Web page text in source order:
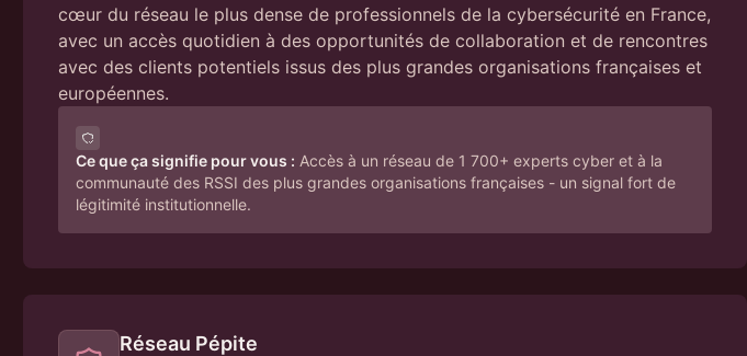
cœur du réseau le plus dense de professionnels de la cybersécurité en France,
avec un accès quotidien à des opportunités de collaboration et de rencontres
avec des clients potentiels issus des plus grandes organisations françaises et
européennes.
Ce que ça signifie pour vous : Accès à un réseau de 1 700+ experts cyber et à la
communauté des RSSI des plus grandes organisations françaises - un signal fort de
légitimité institutionnelle.
Réseau Pépite